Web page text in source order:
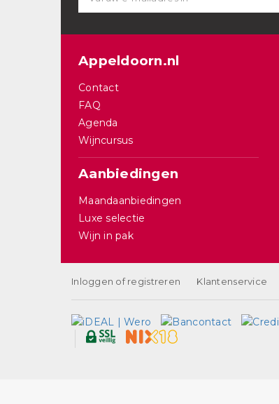
Appeldoorn.nl
Contact
FAQ
Agenda
Wijncursus
Aanbiedingen
Maandaanbiedingen
Luxe selectie
Wijn in pak
Inloggen of registreren Klantenservice